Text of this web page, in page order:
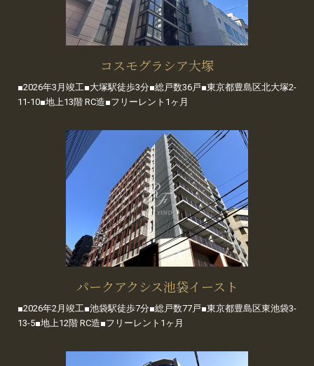
コスモグラシア大塚
■2026年3月竣工■大塚駅徒歩3分■総戸数36戸■東京都豊島区北大塚2-
11-10■地上13階 RC造■フリーレント1ヶ月
パークアクシス池袋イースト
■2026年2月竣工■池袋駅徒歩7分■総戸数77戸■東京都豊島区東池袋3-
13-5■地上12階 RC造■フリーレント1ヶ月